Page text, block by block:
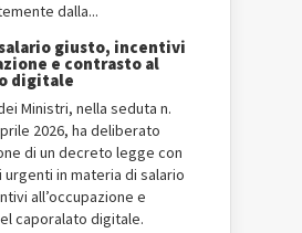
dalla...
giusto, incentivi
e contrasto al
digitale
Ministri, nella seduta n.
2026, ha deliberato
di un decreto legge con
in materia di salario
all’occupazione e
caporalato digitale.